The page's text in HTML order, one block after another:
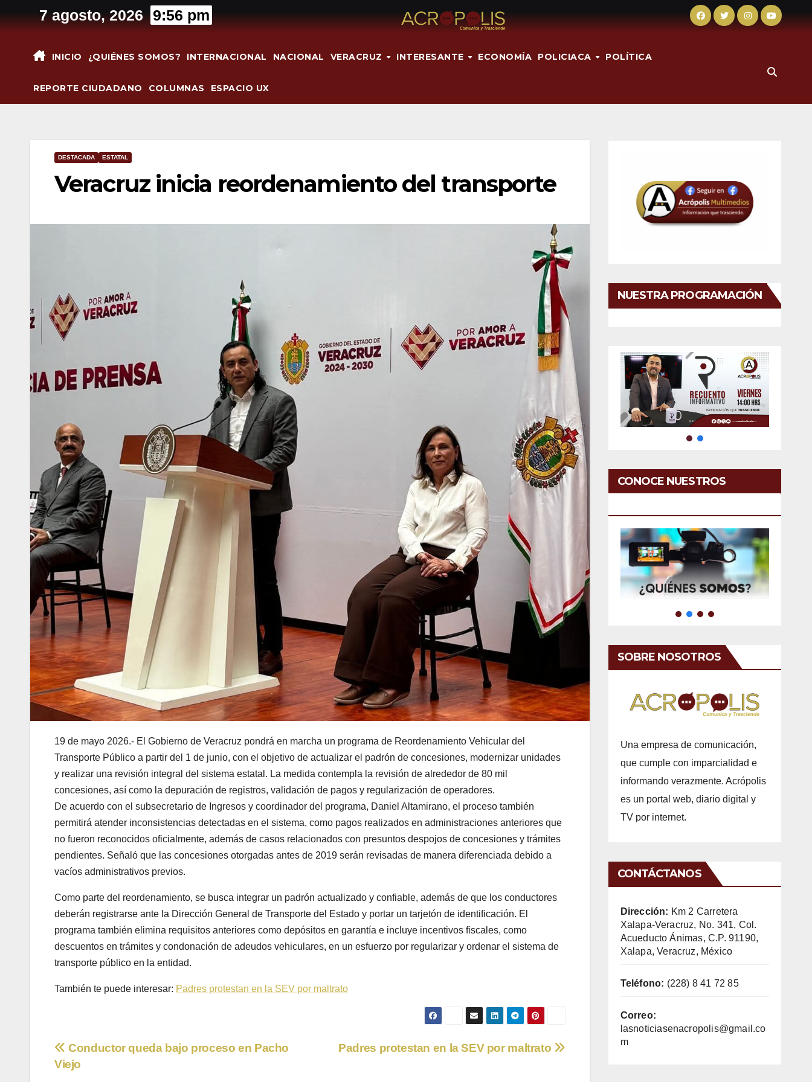
al
7 agosto, 2026 9:56 pm
INICIO ¿QUIÉNES SOMOS? INTERNACIONAL NACIONAL VERACRUZ INTERESANTE ECONOMÍA POLICIACA POLÍTICA
REPORTE CIUDADANO COLUMNAS ESPACIO UX
DESTACADA ESTATAL
Veracruz inicia reordenamiento del transporte
19 de mayo 2026.- El Gobierno de Veracruz pondrá en marcha un programa de Reordenamiento Vehicular del
Transporte Público a partir del 1 de junio, con el objetivo de actualizar el padrón de concesiones, modernizar unidades
y realizar una revisión integral del sistema estatal. La medida contempla la revisión de alrededor de 80 mil
concesiones, así como la depuración de registros, validación de pagos y regularización de operadores.
De acuerdo con el subsecretario de Ingresos y coordinador del programa, Daniel Altamirano, el proceso también
permitirá atender inconsistencias detectadas en el sistema, como pagos realizados en administraciones anteriores que
no fueron reconocidos oficialmente, además de casos relacionados con presuntos despojos de concesiones y trámites
pendientes. Señaló que las concesiones otorgadas antes de 2019 serán revisadas de manera diferenciada debido a
vacíos administrativos previos.
Como parte del reordenamiento, se busca integrar un padrón actualizado y confiable, además de que los conductores
deberán registrarse ante la Dirección General de Transporte del Estado y portar un tarjetón de identificación. El
programa también elimina requisitos anteriores como depósitos en garantía e incluye incentivos fiscales, como
descuentos en trámites y condonación de adeudos vehiculares, en un esfuerzo por regularizar y ordenar el sistema de
transporte público en la entidad.
También te puede interesar: Padres protestan en la SEV por maltrato
Navegación
de
Padres protestan en la SEV por maltrato
Conductor queda bajo proceso en Pacho
Viejo
NUESTRA PROGRAMACIÓN
CONOCE NUESTROS
SOBRE NOSOTROS
Una empresa de comunicación,
que cumple con imparcialidad e
informando verazmente. Acrópolis
es un portal web, diario digital y
TV por internet.
CONTÁCTANOS
Dirección: Km 2 Carretera
Xalapa-Veracruz, No. 341, Col.
Acueducto Ánimas, C.P. 91190,
Xalapa, Veracruz, México
Teléfono: (228) 8 41 72 85
Correo:
lasnoticiasenacropolis@gmail.co
m